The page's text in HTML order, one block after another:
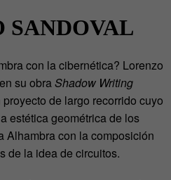
SANDOVAL
con la cibernética? Lorenzo
su obraShadow Writing
proyecto de largo recorrido cuyo
estética geométrica de los
Alhambra con la composición
de la idea de circuitos.